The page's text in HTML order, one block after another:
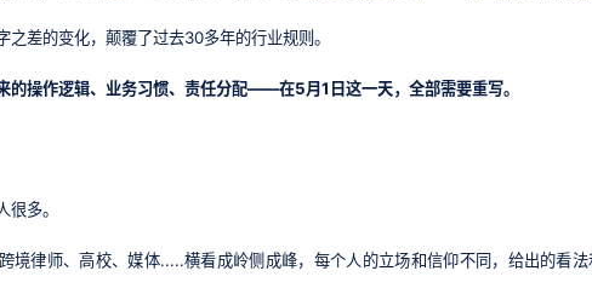
之差的变化，颠覆了过去30多年的行业规则。
的操作逻辑、业务习惯、责任分配——在5月1日这一天，全部需要重写。
多。
境律师、高校、媒体.....横看成岭侧成峰，每个人的立场和信仰不同，给出的看